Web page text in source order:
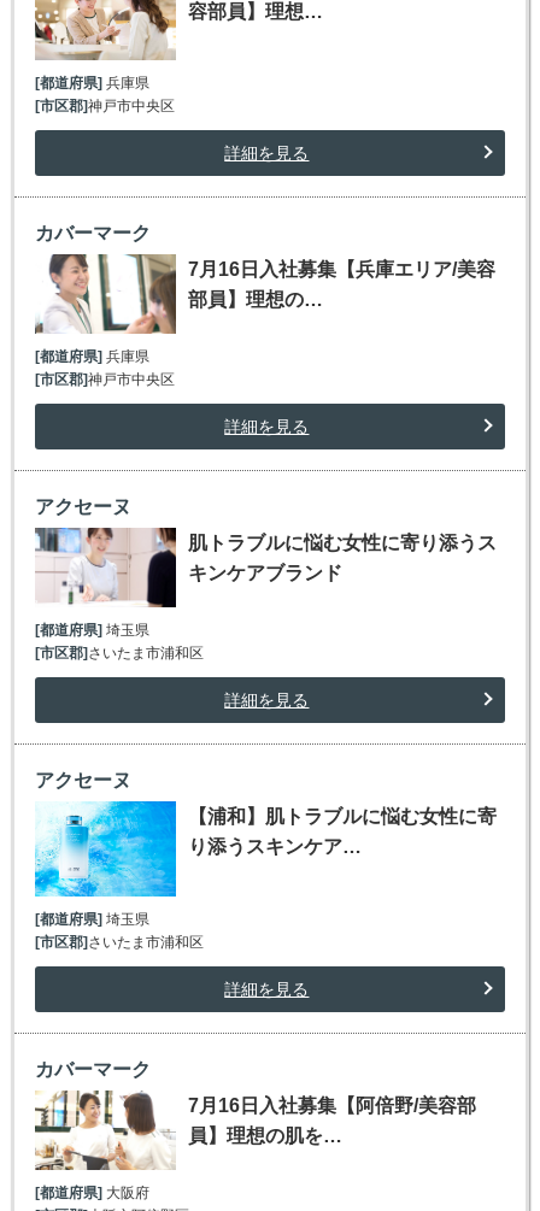
容部員】理想…
[都道府県] 兵庫県
[市区郡]神戸市中央区
詳細を見る
カバーマーク
7月16日入社募集【兵庫エリア/美容
部員】理想の…
[都道府県] 兵庫県
[市区郡]神戸市中央区
詳細を見る
アクセーヌ
肌トラブルに悩む女性に寄り添うス
キンケアブランド
[都道府県]埼玉県
[市区郡]さいたま市浦和区
詳細を見る
アクセーヌ
【浦和】肌トラブルに悩む女性に寄
り添うスキンケア…
[都道府県] 埼玉県
[市区郡] さいたま市浦和区
詳細を見る
カバーマーク
7月16日入社募集【阿倍野/美容部
員】理想の肌を…
[都道府県]大阪府